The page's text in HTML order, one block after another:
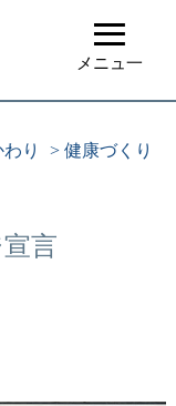
≡
メニュ一
り > 健康づくり
言